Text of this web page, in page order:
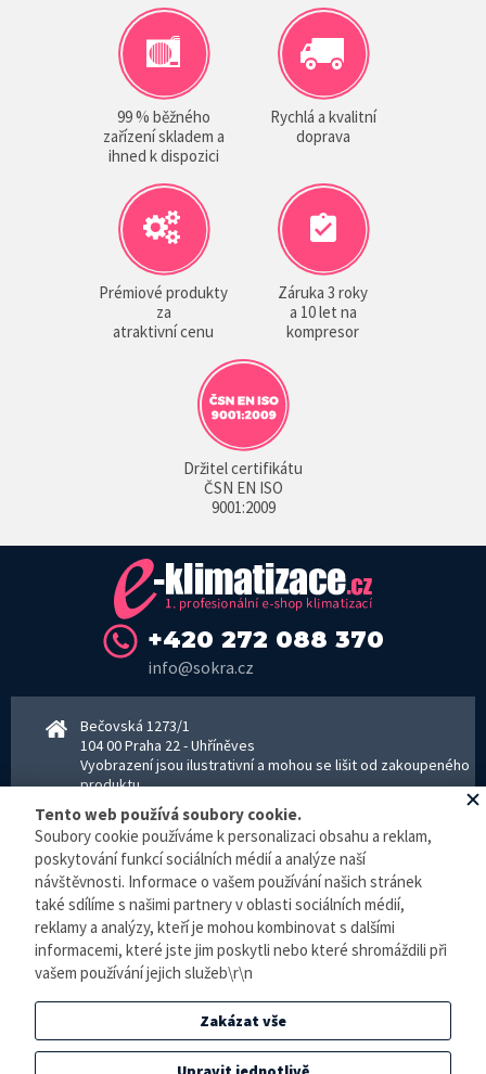
99 % běžného
zařízení skladem a
ihned k dispozici
Rychlá a kvalitní
doprava
Prémiové produkty
za
atraktivní cenu
Záruka 3 roky
a 10 let na
kompresor
Držitel certifikátu
ČSN EN ISO
9001:2009
+420 272 088 370
info@sokra.cz
Bečovská 1273/1
104 00 Praha 22 - Uhříněves
Vyobrazení jsou ilustrativní a mohou se lišit od zakoupeného
produktu.
www.sokra.cz│www.haier-klimatizace.cz
Otevírací doba
Pondělí–Pátek 8–16:30 hodin - kancelář
Pondělí–pátek 8–16:00 hodin - sklad
Zpracování osobních údajů
© E-klimatizace.cz, všechna práva vyhrazena.
Internetový obchodvytvořilo studioBlueGhost.
Elektronická evidence tržeb je zde prováděna v BĚŽNÉM REŽIMU. Podle zákona o
Tento web používá soubory cookie.
Soubory cookie používáme k personalizaci obsahu a reklam,
poskytování funkcí sociálních médií a analýze naší
návštěvnosti. Informace o vašem používání našich stránek
také sdílíme s našimi partnery v oblasti sociálních médií,
reklamy a analýzy, kteří je mohou kombinovat s dalšími
informacemi, které jste jim poskytli nebo které shromáždili při
vašem používání jejich služeb\r\n
Zakázat vše